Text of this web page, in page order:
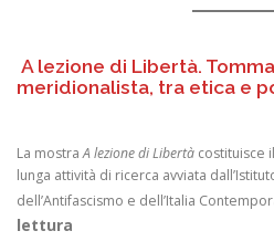
A lezione di Libertà.
meridionalista, tra etica e
La mostraA lezione di Libertà costituisce
lunga attività di ricerca avviata
dell’Antifascismo e dell’Italia
lettura